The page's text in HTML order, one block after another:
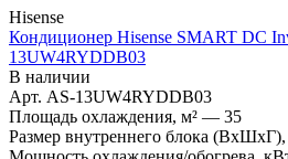
Hisense
Кондиционер Hisense SMART DC
13UW4RYDDB03
В наличии
Арт. AS-13UW4RYDDB03
Площадь охлаждения, м² — 35
Размер внутреннего блока